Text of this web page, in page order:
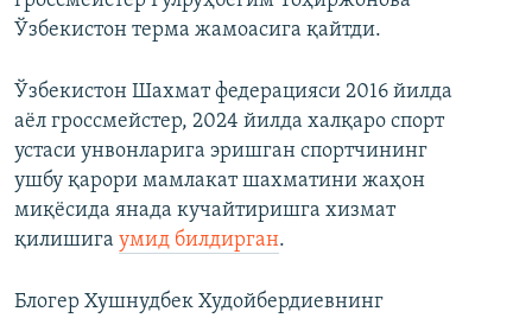
Ўзбекистон терма жамоасига қайтди.
Ўзбекистон Шахмат федерацияси 2016 йилда
аёл гроссмейстер, 2024 йилда халқаро спорт
устаси унвонларига эришган спортчининг
ушбу қарори мамлакат шахматини жаҳон
миқёсида янада кучайтиришга хизмат
қилишига умид билдирган.
Блогер Хушнудбек Худойбердиевнинг